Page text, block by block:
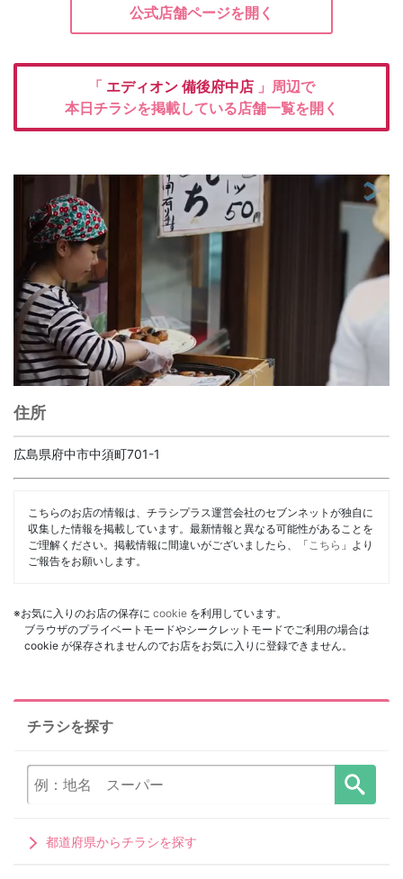
公式店舗ページを開く
「 エディオン 備後府中店 」周辺で
本日チラシを掲載している店舗一覧を開く
住所
広島県府中市中須町701-1
こちらのお店の情報は、チラシプラス運営会社のセブンネットが独自に
収集した情報を掲載しています。最新情報と異なる可能性があることを
ご理解ください。掲載情報に間違いがございましたら、「 こちら 」より
ご報告をお願いします。
※お気に入りのお店の保存に cookie を利用しています。
ブラウザのプライベートモードやシークレットモードでご利用の場合は
cookie が保存されませんのでお店をお気に入りに登録できません。
チラシを探す
都道府県からチラシを探す